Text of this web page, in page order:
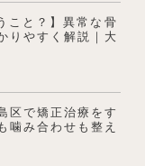
こと？】異常な骨
りやすく解説｜大
区で矯正治療をす
噛み合わせも整え